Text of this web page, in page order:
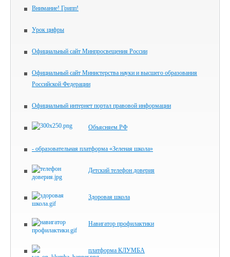
Внимание! Грипп!
Урок цифры
Официальный сайт Минпросвещения России
Официальный сайт Министерства науки и высшего образования
Российской Федерации
Официальный интернет портал правовой информации
Объясняем РФ
- образовательная платформа «Зеленая школа»
Детский телефон доверия
Здоровая школа
Навигатор профилактики
платформа КЛУМБА